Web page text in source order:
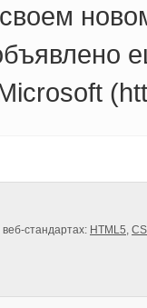
стандартах: HTML5